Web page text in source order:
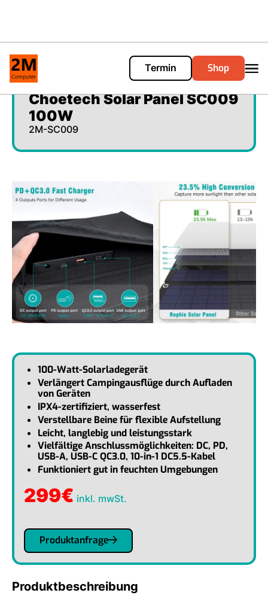
Termin Shop
Choetech Solar Panel SC009
100W
2M-SC009
100-Watt-Solarladegerät
Verlängert Campingausflüge durch Aufladen
von Geräten
IPX4-zertifiziert, wasserfest
Verstellbare Beine für flexible Aufstellung
Leicht, langlebig und leistungsstark
Vielfältige Anschlussmöglichkeiten: DC, PD,
USB-A, USB-C QC3.0, 10-in-1 DC5.5-Kabel
Funktioniert gut in feuchten Umgebungen
299€ inkl. mwSt.
Produktanfrage
Produktbeschreibung